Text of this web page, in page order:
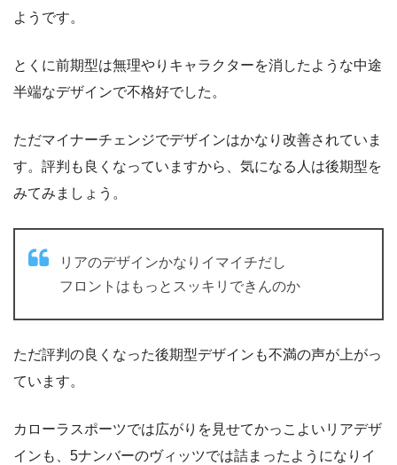
ようです。
とくに前期型は無理やりキャラクターを消したような中途
半端なデザインで不格好でした。
ただマイナーチェンジでデザインはかなり改善されていま
す。評判も良くなっていますから、気になる人は後期型を
みてみましょう。
リアのデザインかなりイマイチだし
フロントはもっとスッキリできんのか
ただ評判の良くなった後期型デザインも不満の声が上がっ
ています。
カローラスポーツでは広がりを見せてかっこよいリアデザ
インも、5ナンバーのヴィッツでは詰まったようになりイ